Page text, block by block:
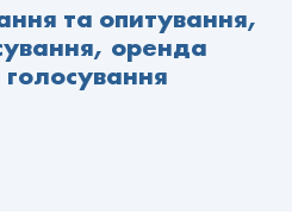
та опитування,
оренда